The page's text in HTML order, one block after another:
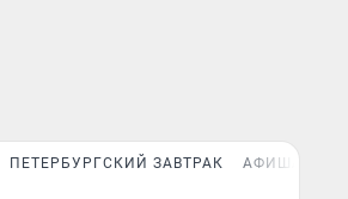
ПЕТЕРБУРГСКИЙ ЗАВТРАК АФИША PLUS